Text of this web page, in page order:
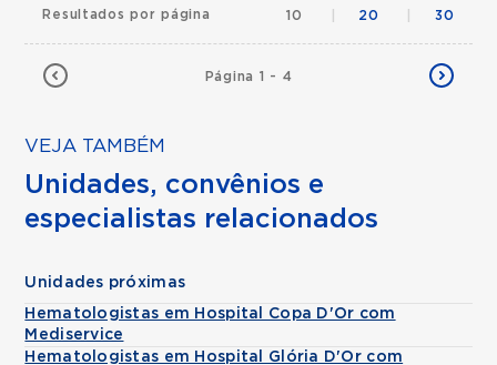
Página 1 - 4
Resultados por página 10 20 30
VEJA TAMBÉM
Unidades, convênios e
especialistas relacionados
Unidades próximas
Hematologistas em Hospital Copa D'Or com
Mediservice
Hematologistas em Hospital Glória D'Or com